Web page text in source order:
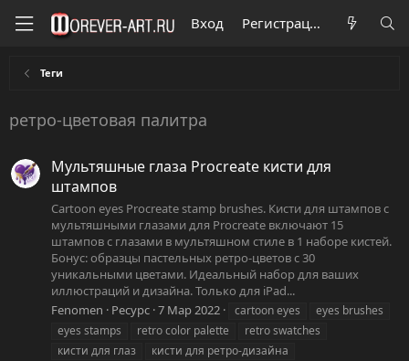
Вход Регистрация
Теги
ретро-цветовая палитра
Мультяшные глаза Procreate кисти для
штампов
Cartoon eyes Procreate stamp brushes. Кисти для штампов с
мультяшными глазами для Procreate включают 15
штампов с глазами в мультяшном стиле в 1 наборе кистей.
Бонус: образцы пастельных ретро-цветов с 30
уникальными цветами. Идеальный набор для ваших
иллюстраций и дизайна. Только для iPad...
Fenomen
Ресурс 7 Мар 2022 cartoon eyes
eyes brushes
eyes stamps
retro color palette
retro swatches
кисти для глаз
кисти для ретро-дизайна